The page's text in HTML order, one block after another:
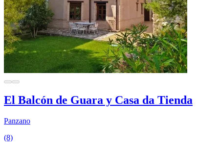
El Balcón de Guara y Casa da Tienda
Panzano
(8)